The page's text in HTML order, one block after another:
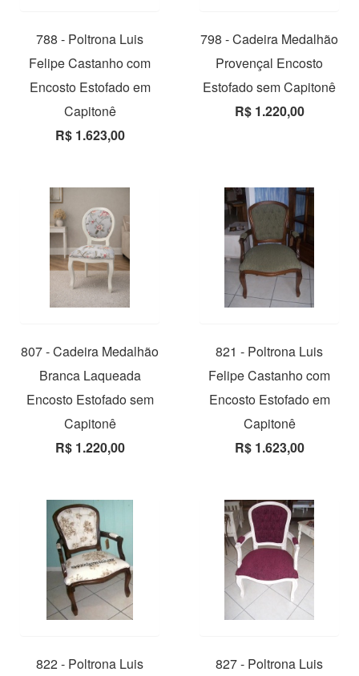
788 - Poltrona Luis
Felipe Castanho com
Encosto Estofado em
Capitonê
R$ 1.623,00
798 - Cadeira Medalhão
Provençal Encosto
Estofado sem Capitonê
R$ 1.220,00
807 - Cadeira Medalhão
Branca Laqueada
Encosto Estofado sem
Capitonê
R$ 1.220,00
821 - Poltrona Luis
Felipe Castanho com
Encosto Estofado em
Capitonê
R$ 1.623,00
822 - Poltrona Luis
827 - Poltrona Luis